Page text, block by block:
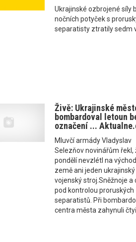
Ukrajinské ozbrojené síly
nočních potyček s
separatisty ztratily sedm
Živě: Ukrajinské
bombardoval letoun
označení ...
Mluvčí armády Vladyslav
Selezňov novinářům řekl,
pondělí nevzlétl na
země ani jeden ukrajinský
vojenský stroj.Sněžnoje a
pod kontrolou proruských
separatistů. Při
centra města zahynuli